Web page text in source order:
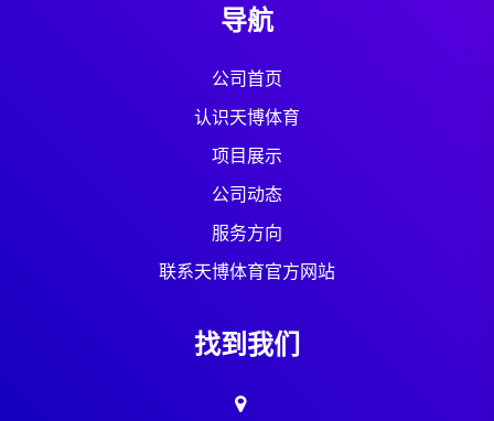
导航
公司首页
认识天博体育
项目展示
公司动态
服务方向
联系天博体育官方网站
找到我们